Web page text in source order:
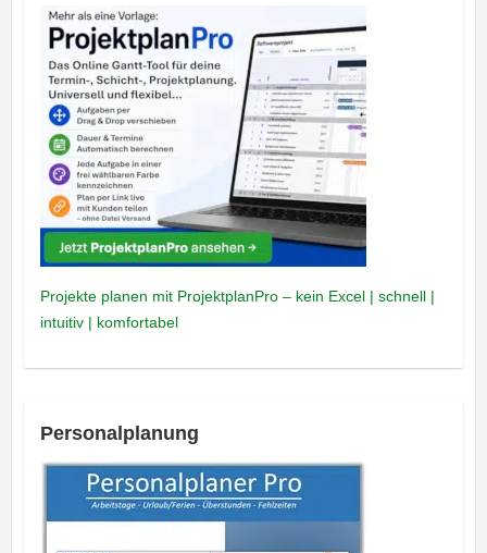
Projekte planen mit ProjektplanPro – kein Excel | schnell |
intuitiv | komfortabel
Personalplanung